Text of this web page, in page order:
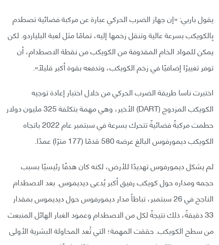
يقول باربي: «إن جهاز الضرب الحركي عبارة عن مركبة فضائية تصطدم
بِالكويكب بسرعة عالية وتنقل زخمها إليه، تمامًا مثل لعبة البلياردو. لكن
يمكن للمواد الخام المقذوفة من الكويكب من نقطة الاصطدام، أن
توفر تغييرًا إضافيًا في زخم الكويكب، وتدفعه بقوة أكبر قليلاً».
اختبرت ناسا طريقة الضرب الحركي من خلال اختبار إعادة توجيه
الكويكب المزدوج (DART) الأخير، وهي مهمة بتكلفة 325 مليون دولار
حطمت مركبةً فضائيةً تتحرك بسرعة في سبتمبر عام 2022 باتجاه
الكويكب ديمورفوس البالغ عرضه 580 قدمًا (177 مترًا) عمدًا.
لم يشكل ديمورفوس تهديدًا للأرض، لكنه كان هدفًا رئيسيًا بسبب
حجمه ومداره حول كويكب رفيق أكبر يُدعى ديديموس. بعد الاصطدام
الناجح في 26 سبتمبر، تباطأ مدار ديمورفوس حول ديديموس بمقدار
33 دقيقةً، ذلك نتيجةً لكل من الاصطدام وعمود الغبار الهائل المنبعث
من سطح الكويكب. حققت المهمة؛ التي تُعد المحاولة البشرية الأولى